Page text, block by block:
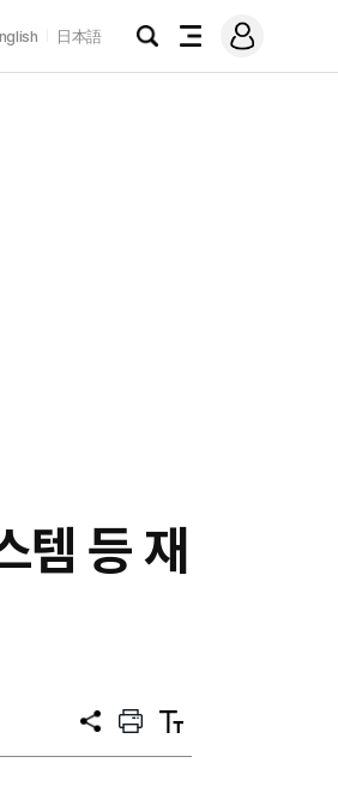
日本語
검
전
메
그
템 등 재
공
프
트
텍
트